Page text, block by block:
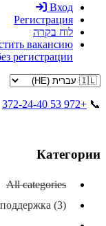
Вход
Регистрация
לוח בקרה
вакансию
регистрации
📞
+972 53 372-24-40
Категории
All categories
(3)